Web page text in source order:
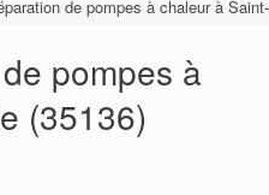
de pompes à chaleur à
pompes à
(35136)